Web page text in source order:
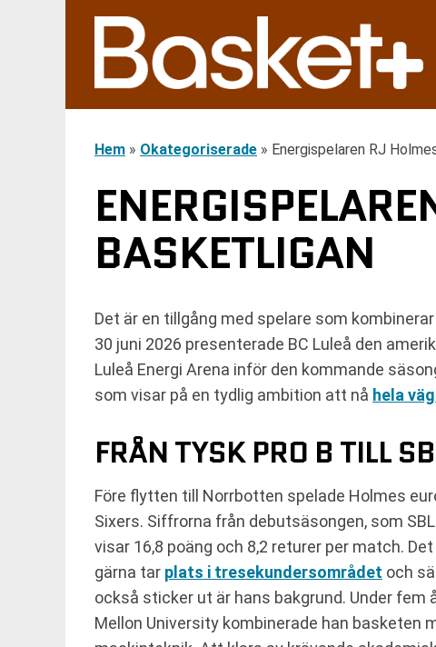
Hem » Okategoriserade » Energispelaren RJ
BASKETLIGAN
Det är en tillgång med spelare som
30 juni 2026 presenterade BC Luleå den
Luleå Energi Arena inför den kommande
som visar på en tydlig ambition att nå hela
FRÅN TYSK PRO B TILL
Före flytten till Norrbotten spelade Holmes
Sixers. Siffrorna från debutsäsongen, som
visar 16,8 poäng och 8,2 returer per match.
gärna tar plats i tresekundersområdet och
också sticker ut är hans bakgrund. Under fem
Mellon University kombinerade han basketen